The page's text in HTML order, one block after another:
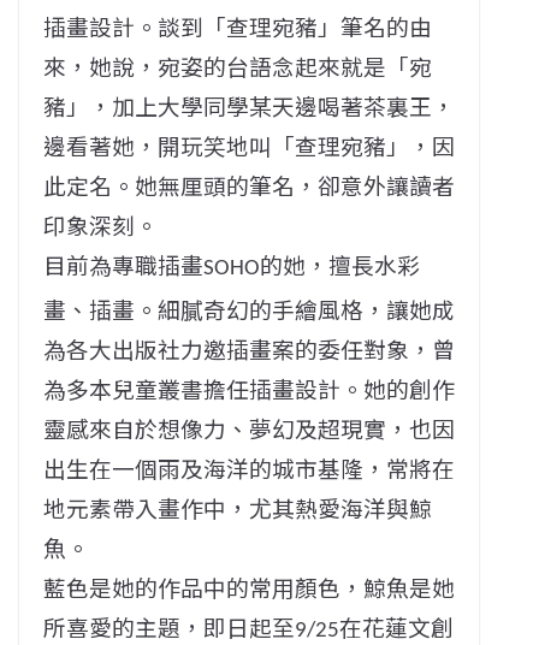
插畫設計。談到「查理宛豬」筆名的由
來，她說， 宛姿的台語念起來就是「宛
豬」，加上大學同學某天邊喝著茶裏王，
邊看著她，開玩笑地叫「查理宛豬」，因
此定名。她無厘頭的筆名， 卻意外讓讀者
印象深刻。
目前為專職插畫SOHO的她，擅長水彩
畫、插畫。 細膩奇幻的手繪風格，讓她成
為各大出版社力邀插畫案的委任對象， 曾
為多本兒童叢書擔任插畫設計。她的創作
靈感來自於想像力、 夢幻及超現實，也因
出生在一個雨及海洋的城市基隆， 常將在
地元素帶入畫作中，尤其熱愛海洋與鯨
魚。
藍色是她的作品中的常用顏色，鯨魚是她
所喜愛的主題，即日起至9/25在花蓮文創